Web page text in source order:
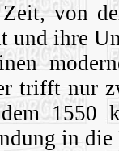
Zeit, von
und ihre
trifft nur
1550
in